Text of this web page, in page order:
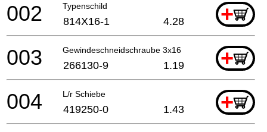
Typenschild +
002 814X16-1 4.28
Gewindeschneidschraube 3x16 +
003 266130-9 1.19
L/r Schiebe +
004 419250-0 1.43